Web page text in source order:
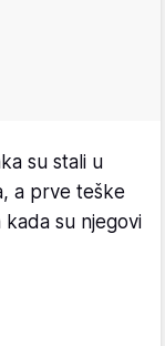
su stali u
a prve teške
su njegovi